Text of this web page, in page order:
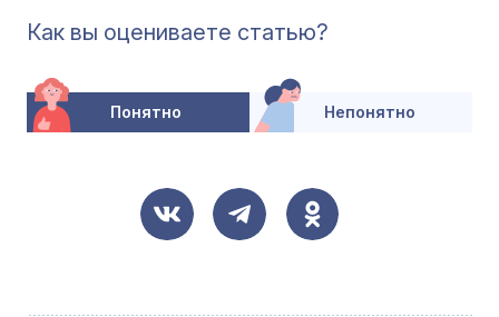
Как вы оцениваете статью?
Понятно Непонятно